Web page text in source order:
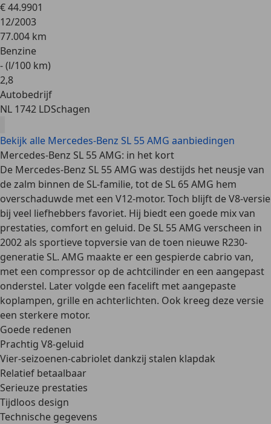
€ 44.9901
12/2003
77.004 km
Benzine
- (l/100 km)
2,8
Autobedrijf
NL 1742 LDSchagen
Bekijk alle Mercedes-Benz SL 55 AMG aanbiedingen
Mercedes-Benz SL 55 AMG: in het kort
De Mercedes-Benz SL 55 AMG was destijds het neusje van
de zalm binnen de SL-familie, tot de SL 65 AMG hem
overschaduwde met een V12-motor. Toch blijft de V8-versie
bij veel liefhebbers favoriet. Hij biedt een goede mix van
prestaties, comfort en geluid. De SL 55 AMG verscheen in
2002 als sportieve topversie van de toen nieuwe R230-
generatie SL. AMG maakte er een gespierde cabrio van,
met een compressor op de achtcilinder en een aangepast
onderstel. Later volgde een facelift met aangepaste
koplampen, grille en achterlichten. Ook kreeg deze versie
een sterkere motor.
Goede redenen
Prachtig V8-geluid
Vier-seizoenen-cabriolet dankzij stalen klapdak
Relatief betaalbaar
Serieuze prestaties
Tijdloos design
Technische gegevens